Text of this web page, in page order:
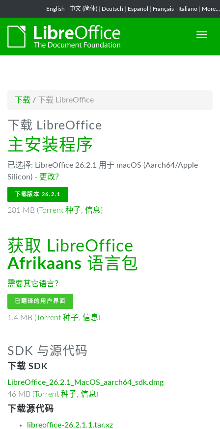
English 中文 (简体) Deutsch Español Français Italiano More...
下载 / 下载 LibreOffice
下载 LibreOffice
主安装程序
已选择: LibreOffice 26.2.1 用于 macOS (Aarch64/Apple
Silicon) - 更改？
下载版本 26.2.1
281 MB (Torrent 种子, 信息)
获取 LibreOffice
Afrikaans 语言包
需要其它语言？
已翻译的用户界面
1.4 MB (Torrent 种子, 信息)
SDK 与源代码
下载 SDK
LibreOffice_26.2.1_MacOS_aarch64_sdk.dmg
46 MB (Torrent 种子, 信息)
下载源代码
libreoffice-26.2.1.1.tar.xz